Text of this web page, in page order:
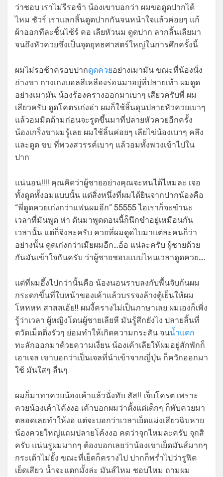
ว่าชอบ เราไม่รีรอช้า น้องเขาบอกว่า ผมขอดูดปากได้
ไหม ชัวร์ เราแลกลิ้นดูดปากกันจนหนำใจแล้วค่อยๆ แก้
ผ้าออกทีละชิ้นไซ้ร์ คอ เลียหัวนม ดูดปาก ลากลิ้นเลียมา
จนถึงหัวควยซึ่งเป็นจุดยุทธศาสตร์ใหญ่ในการศึกครั้งนี้
ผมไม่รอช้าครอบปากดูดควยอย่างเมามัน ขณะที่น้องนั่ง
ถ่างขา กางเกงบอลสีเหลืองร่อนมาอยู่ที่ปลายเท้า ผมดูด
อย่างเมามัน น้องร้องครางออกมาเบาๆ เสียวครับพี่ ผม
เสียวครับ ดูดโคตรเก่งอ่า ผมก็ใช้ลิ้นดุนปลายหัวควยเบาๆ
แล้วอมมิดด้ามก่อนจะรูดขึ้นมาที่ปลายหัวควยอีกครั้ง
น้องเกร็งขาผมรู้เลย ผมใช้ลิ้นค่อยๆ เลียไข่น้องเบาๆ คลึง
และดูด ขบ ที่พวงสวรรค์เบาๆ แล้วอมทั้งพวงเข้าไปใน
ปาก
แน่นอน!!!! คุณคิดว่าผู้ชายอย่างคุณจะทนได้ไหมละ เจอ
ทั้งดูดทั้งอมแบบนั้น แต่สิ่งหนึ่งที่ผมได้ยินจากปากน้องคือ
“พี่ดูดควยเก่งกว่าแฟนผมอีก” 55555 ไอเราก็จะขำนะ
เวลาที่มันพูด ห่า ดันมาพูดตอนนี้ก็นึกขำอยู่เหมือนกัน
เวลานั้น แต่ก็จิงละครับ ควยที่ผมดูดไบมาแต่ละคนก็ว่า
อย่างนั้น ดูดเก่งกว่าเมียผมอีก…อ้อ แน่ละครับ ผู้ชายด้วย
กันมันเข้าใจกันครับ ว่าผู้ชายชอบแบบไหนเวลาดูดควย….
แต่ที่ผมอึ้งไปกว่านั้นคือ น้องนอนราบลงกับพื้นจับก้นผม
กระดกขึ้นที่ใบหน้าของเค้าแล้วบรรจงล้างตู้เย็นให้ผม
โหหหห สาสสเอ้ย!! ผมงี้ครางไม่เป็นภาษาเลย ผมเองก็เพิ่ง
รู้ว่าเวลา ผู้หญิงโดนผู้ชายเลียหี มันรู้สึกยังไง ปลายลิ้นที่
ตวัดเม็ดติ่งรัวๆ ย่อมทำให้เกิดความกระสัน จนน้ำแตก
ทะลักออกมาด้วยความเงี่ยน น้องเค้าเลียให้ผมอยู่สักพักก็
เอาเจล เขาบอกว่าเป็นเจลที่นำเข้าจากญี่ปุ่น ก็ควักออกมา
ใช้ มันใสๆ ลื่นๆ
ผมก็มาทาควยน้องเค้าแล้วนั่งทับ สัส!! เจ็บโครต เพราะ
ควยน้องเค้าโค้งงอ เค้าบอกผมว่าตั้งแต่เด็กๆ ก็พับควยมา
ตลอดเลยทำให้งอ แต่จะบอกว่าเวลาเย็ดแม่งเสียวฉิบหาย
น้องควยใหญ่แถมปลายโค้งงอ คดว่าจุกไหมละครับ จุกสิ
ครับ แน่นรูผมมากๆ ต้องบอกเลยว่าน้องเขาเย็ดมันส์มากๆ
กระเด้าไม่ยั้ง ขณะที่เย็ดก็ครางไป ปากก็พร่ำไปว่ารูฟิต
เย็ดเสียว น้ำจะแตกมั้งล่ะ มันส์ไหม ชอบไหม ถามผม